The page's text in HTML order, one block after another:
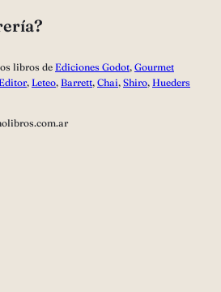
libros de Ediciones Godot, Gourmet
, Leteo, Barrett, Chai, Shiro, Hueders